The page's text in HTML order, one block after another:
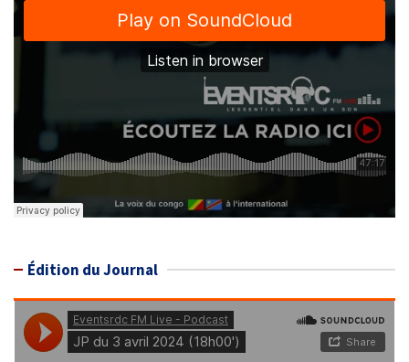
Édition du Journal